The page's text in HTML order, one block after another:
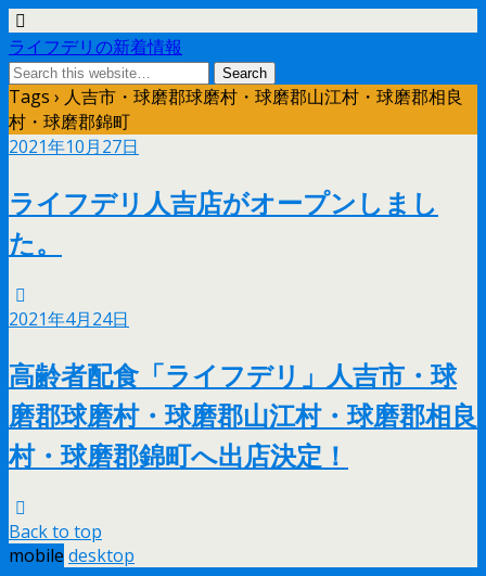
ライフデリの新着情報
Tags › 人吉市・球磨郡球磨村・球磨郡山江村・球磨郡相良
村・球磨郡錦町
2021年10月27日
ライフデリ人吉店がオープンしまし
た。
2021年4月24日
高齢者配食「ライフデリ」人吉市・球
磨郡球磨村・球磨郡山江村・球磨郡相良
村・球磨郡錦町へ出店決定！
Back to top
mobile desktop